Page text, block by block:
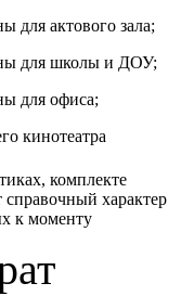
для актового зала;
для школы и ДОУ;
для офиса;
кинотеатра
комплекте
характер
к моменту